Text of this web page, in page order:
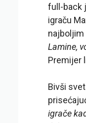
full-back
igraču
najboljim
Lamine,
Premijer
Bivši
igrače